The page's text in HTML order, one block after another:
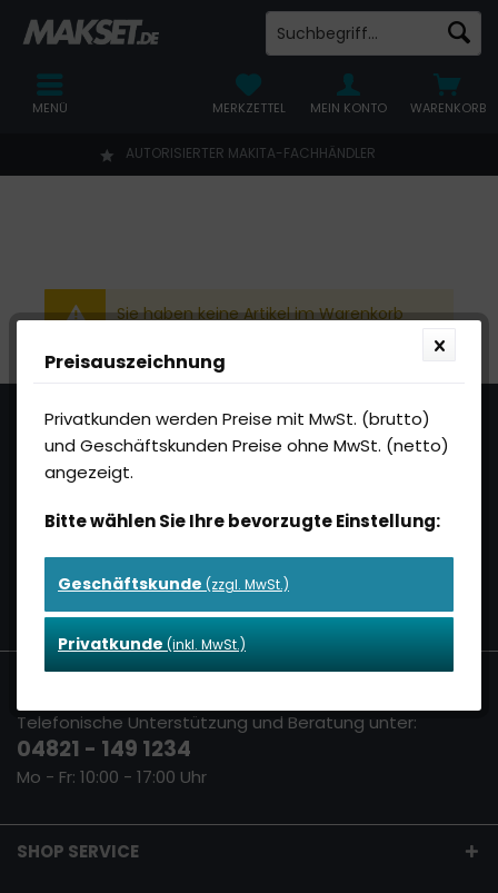
AUTORISIERTER MAKITA-FACHHÄNDLER
WARENKORB
MERKZETTEL MEIN KONTO
MENÜ
Sie haben keine Artikel im Warenkorb
NEWSLETTER
Verpassen Sie keine Sonderangebote oder Makita
Produktneuheiten mehr! Abonnieren Sie jetzt den
Makset Newsletter.
Sie können den Newsletter jederzeit wieder abbestellen.
KONTAKT
Telefonische Unterstützung und Beratung unter:
04821 - 149 1234
Mo - Fr: 10:00 - 17:00 Uhr
SHOP SERVICE
Preisauszeichnung
Privatkunden werden Preise mit MwSt. (brutto)
und Geschäftskunden Preise ohne MwSt. (netto)
angezeigt.
Bitte wählen Sie Ihre bevorzugte Einstellung:
Geschäftskunde (zzgl. MwSt.)
Privatkunde (inkl. MwSt.)